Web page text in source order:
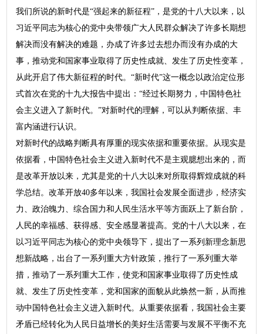
我们所说的新时代是“强起来的新征程”，是党的十八大以来，以
习近平同志为核心的党中央带领广大人民群众解决了许多长期想
解决而没有解决的难题，办成了许多过去想办而没有办成的大
事，推动党和国家事业取得了历史性成就、发生了历史性变革，
从此开启了伟大新征程的时代。“新时代”这一概念以政治定位形
式首次在党的十九大报告中提出：“经过长期努力，中国特色社
会主义进入了新时代。”对新时代的理解，可以从判断依据、丰
富内涵进行认识。
对新时代的战略判断具有厚重的现实依据和重要依据。从现实是
依据看，中国特色社会主义进入新时代不是主观臆想出来的，而
是改革开放以来，尤其是党的十八大以来对所取得辉煌成就的科
学总结。改革开放40多年以来，我国社会发展全面进步，经济实
力、政治魄力、综合国力和人民生活水平等方面跃上了新台阶，
人民的幸福感、获得感、安全感显著提高。党的十八大以来，在
以习近平同志为核心的党中央领导下，提出了一系列新理念新思
想新战略，出台了一系列重大方针政策，推行了一系列重大举
措，推动了一系列重大工作，使党和国家事业取得了历史性成
就、发生了历史性变革，党和国家的面貌从此焕然一新，从而推
动中国特色社会主义进入新时代。从重要依据看，我国社会主要
矛盾已经转化为人民日益增长的美好生活需要与发展不平衡不充